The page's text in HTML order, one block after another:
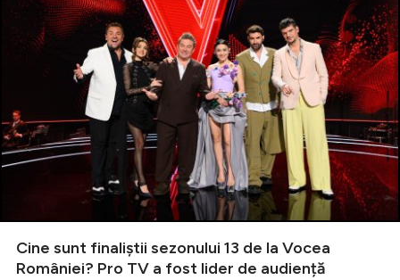
Cine sunt finaliștii sezonului 13 de la Vocea
României? Pro TV a fost lider de audiență